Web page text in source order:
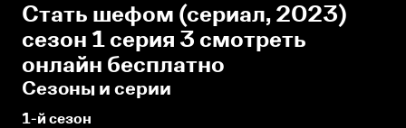
Стать шефом (сериал, 2023)
сезон 1 серия 3 смотреть
онлайн бесплатно
Сезоны и серии
1-й сезон